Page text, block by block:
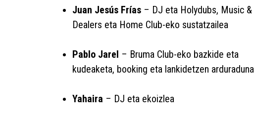
Juan Jesús Frías – DJ eta Holydubs, Music &
Dealers eta Home Club-eko sustatzailea
Pablo Jarel – Bruma Club-eko bazkide eta
kudeaketa, booking eta lankidetzen arduraduna
Yahaira – DJ eta ekoizlea